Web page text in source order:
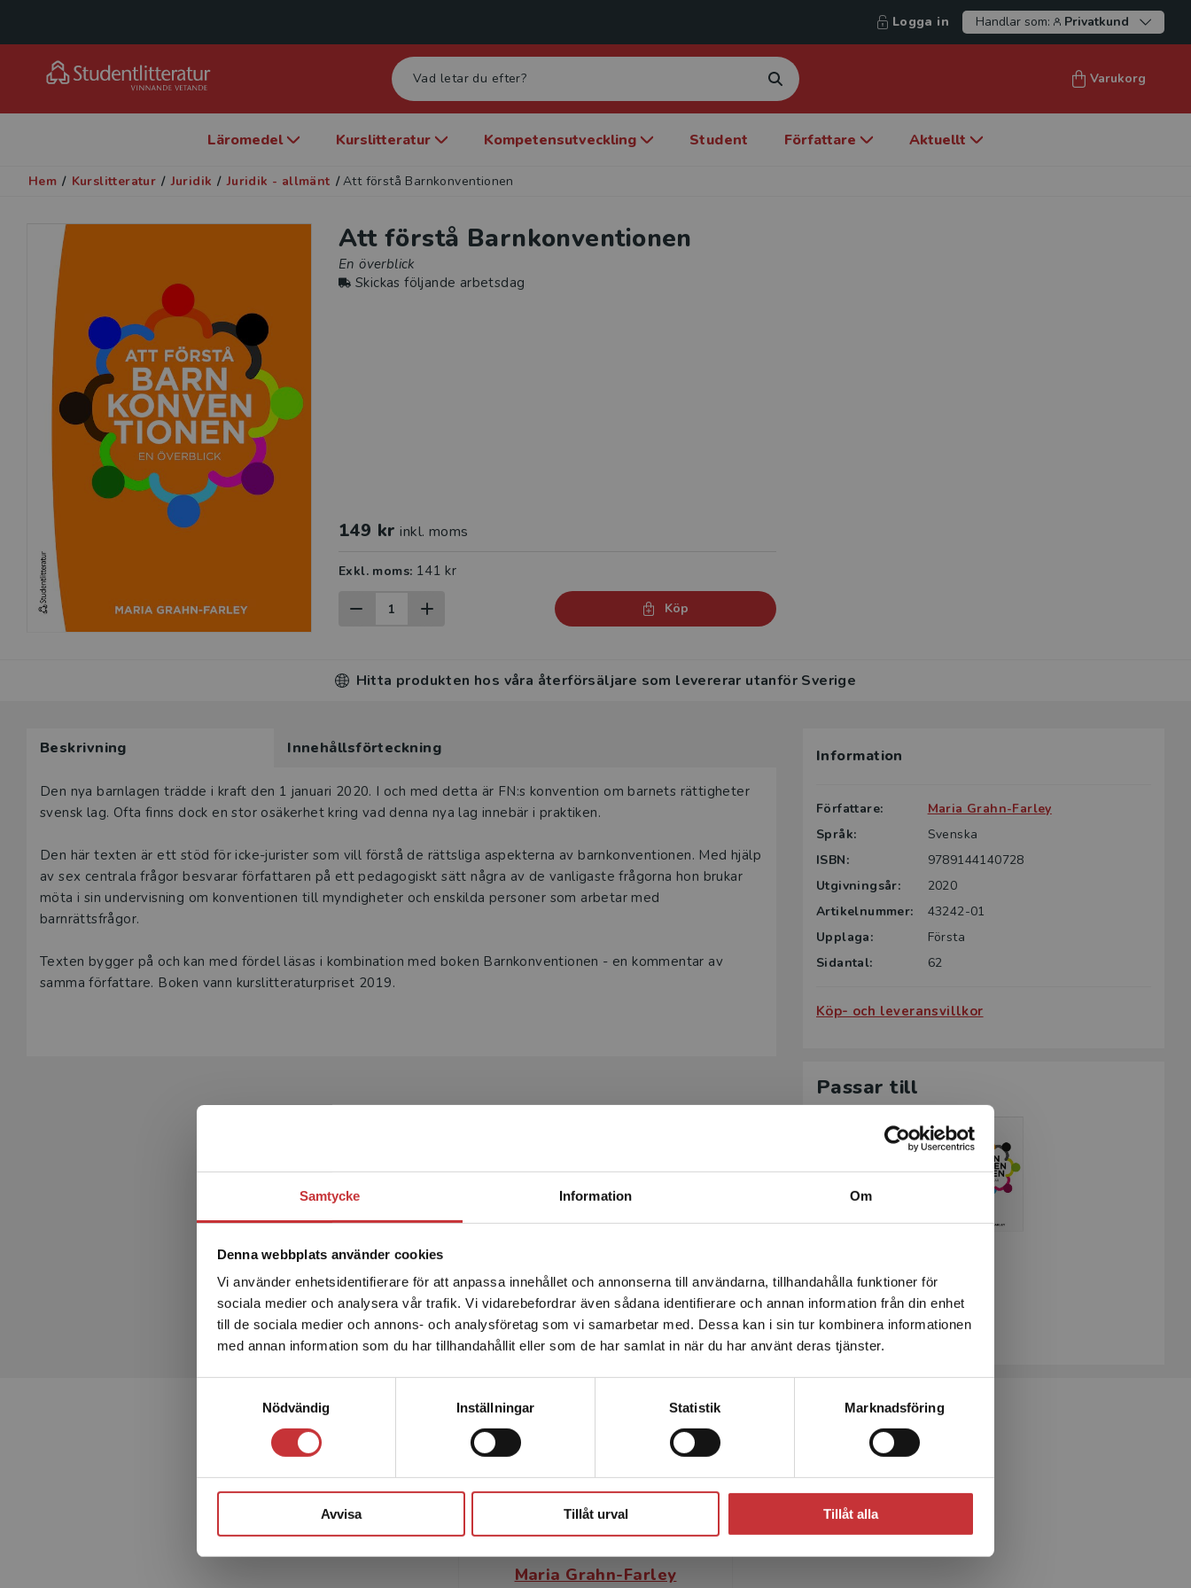
Samtycke Information Om
Denna webbplats använder cookies
Vi använder enhetsidentifierare för att anpassa innehållet och annonserna till användarna, tillhandahålla funktioner för
sociala medier och analysera vår trafik. Vi vidarebefordrar även sådana identifierare och annan information från din enhet
till de sociala medier och annons- och analysföretag som vi samarbetar med. Dessa kan i sin tur kombinera informationen
med annan information som du har tillhandahållit eller som de har samlat in när du har använt deras tjänster.
Nödvändig
Inställningar Statistik Marknadsföring
Avvisa Tillåt urval Tillåt alla
Begränsad fraktregion
Det verkar som att du besöker studentlitteratur.se via en
enhet utanför Sverige. Vi erbjuder inte leveranser utanför
Sverige. För att kunna slutföra ett köp måste
leveransadressen vara i Sverige.Läs mer
Logga in Handlar som: Privatkund
Varukorg
Läromedel Kurslitteratur Kompetensutveckling Student Författare Aktuellt
Hem / Kurslitteratur / Juridik / Juridik - allmänt / Att förstå Barnkonventionen
Att förstå Barnkonventionen
En överblick
Skickas följande arbetsdag
149 kr inkl. moms
Exkl. moms: 141 kr
Köp
Hitta produkten hos våra återförsäljare som levererar utanför Sverige
Beskrivning Innehållsförteckning
Beskrivning
Den nya barnlagen trädde i kraft den 1 januari 2020. I och med detta är FN:s konvention om barnets rättigheter
svensk lag. Ofta finns dock en stor osäkerhet kring vad denna nya lag innebär i praktiken.
Den här texten är ett stöd för icke-jurister som vill förstå de rättsliga aspekterna av barnkonventionen. Med hjälp
av sex centrala frågor besvarar författaren på ett pedagogiskt sätt några av de vanligaste frågorna hon brukar
möta i sin undervisning om konventionen till myndigheter och enskilda personer som arbetar med
barnrättsfrågor.
Texten bygger på och kan med fördel läsas i kombination med boken Barnkonventionen - en kommentar av
samma författare. Boken vann kurslitteraturpriset 2019.
Information
Författare:
Maria Grahn-Farley
Språk:
Svenska
ISBN:
9789144140728
Utgivningsår:
2020
Artikelnummer:
43242-01
Upplaga:
Första
Sidantal:
62
Köp- och leveransvillkor
Passar till
Grahn-Farley, Maria
339 kr inkl. moms
Exkl. moms: 320 kr
Författare
Maria Grahn-Farley